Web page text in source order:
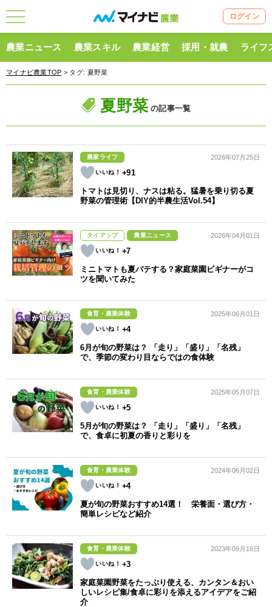
ログイン
農業ニュース 農業スキル 農業経営 採用・就農 ライフ
マイナビ農業TOP > タグ: 夏野菜
夏野菜 の記事一覧
農家ライフ
+91
2026年07月25日
トマトは見切り、ナスは粘る。猛暑を乗り切る夏
野菜の管理術【DIY的半農生活Vol.54】
タイアップ 農業ニュース
+7
2026年04月01日
ミニトマトも夏バテする？家庭菜園ビギナーがコ
ツを聞いてみた
食育・農業体験
+4
2025年06月01日
6月が旬の野菜は？ 「走り」「盛り」「名残」
で、季節の変わり目ならではの食体験
食育・農業体験
+5
2025年05月07日
5月が旬の野菜は？ 「走り」「盛り」「名残」
で、食卓に初夏の香りと彩りを
食育・農業体験
+4
2024年06月02日
夏が旬の野菜おすすめ14選！ 栄養面・選び方・
簡単レシピなど紹介
食育・農業体験
+3
2023年09月16日
家庭菜園野菜をたっぷり使える、カンタン＆おい
しいレシピ集/食卓に彩りを添えるアイデアをご紹
介